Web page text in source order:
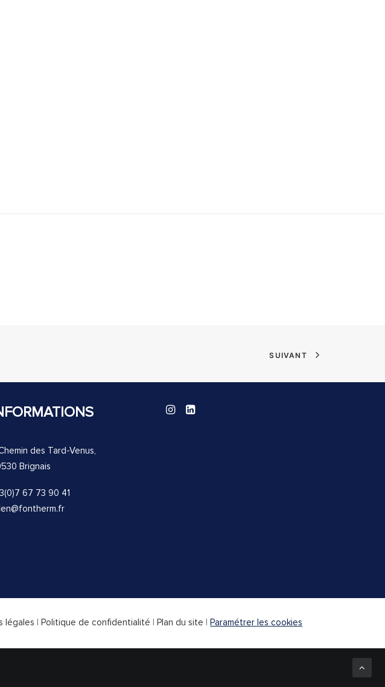
SUIVANT
des Tard-Venus,
Brignais
67 73 90 41
légales |Politique de confidentialité |Plan du site |Paramétrer les cookies